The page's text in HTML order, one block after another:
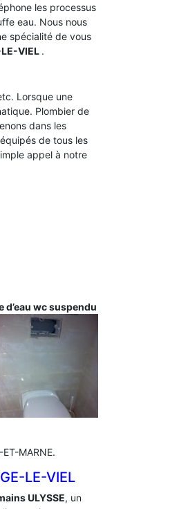
les processus
eau. Nous nous
spécialité de vous
VIEL .
Lorsque une
Plombier de
dans les
de tous les
appel à notre
d’eau wcsuspendu
MARNE.
LE-VIEL
ULYSSE, un